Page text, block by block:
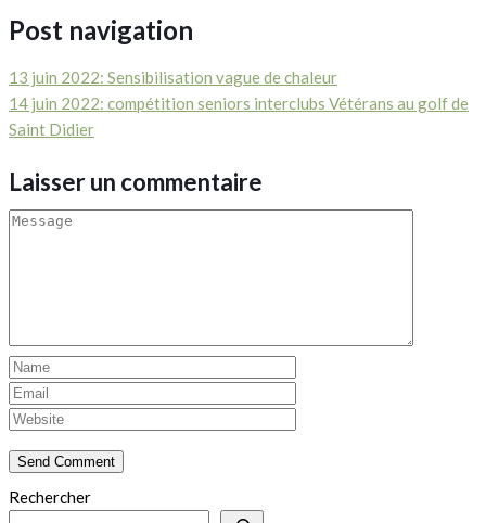
Post navigation
13 juin 2022: Sensibilisation vague de chaleur
14 juin 2022: compétition seniors interclubs Vétérans au golf de
Saint Didier
Laisser un commentaire
Rechercher